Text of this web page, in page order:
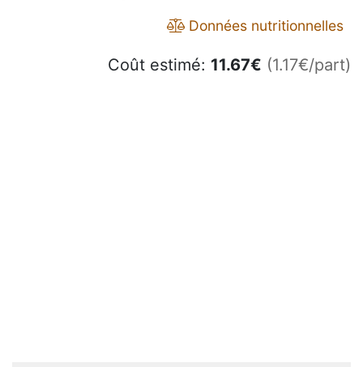
Données nutritionnelles
Coût estimé: 11.67€ (1.17€/part)